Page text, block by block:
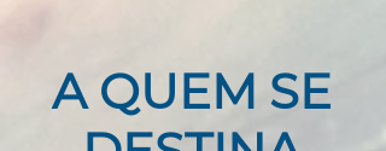
A QUEM SE